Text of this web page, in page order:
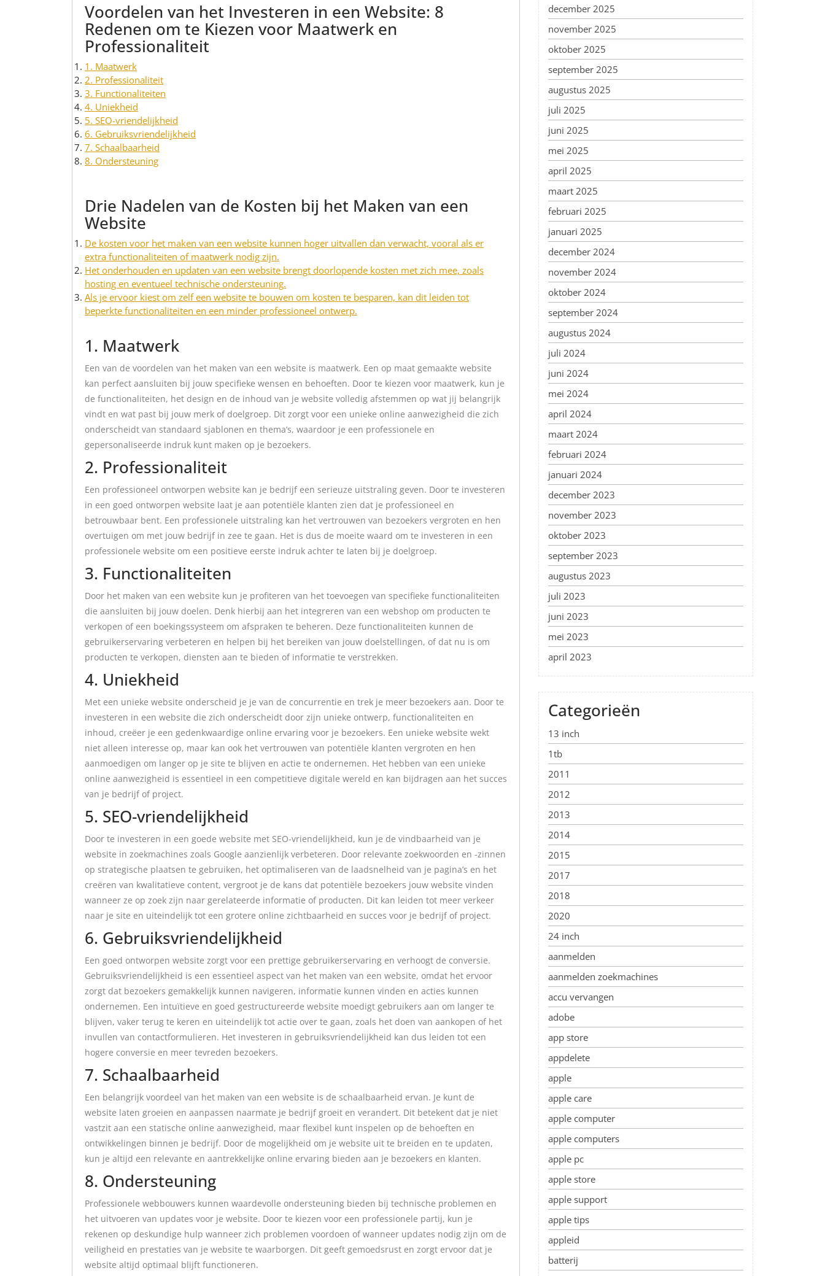
Voordelen van het Investeren in een Website: 8
Redenen om te Kiezen voor Maatwerk en
Professionaliteit
1. Maatwerk
2. Professionaliteit
3. Functionaliteiten
4. Uniekheid
5. SEO-vriendelijkheid
6. Gebruiksvriendelijkheid
7. Schaalbaarheid
8. Ondersteuning
Drie Nadelen van de Kosten bij het Maken van een
Website
De kosten voor het maken van een website kunnen hoger uitvallen dan verwacht, vooral als er
extra functionaliteiten of maatwerk nodig zijn.
Het onderhouden en updaten van een website brengt doorlopende kosten met zich mee, zoals
hosting en eventueel technische ondersteuning.
Als je ervoor kiest om zelf een website te bouwen om kosten te besparen, kan dit leiden tot
beperkte functionaliteiten en een minder professioneel ontwerp.
1. Maatwerk
Een van de voordelen van het maken van een website is maatwerk. Een op maat gemaakte website
kan perfect aansluiten bij jouw specifieke wensen en behoeften. Door te kiezen voor maatwerk, kun je
de functionaliteiten, het design en de inhoud van je website volledig afstemmen op wat jij belangrijk
vindt en wat past bij jouw merk of doelgroep. Dit zorgt voor een unieke online aanwezigheid die zich
onderscheidt van standaard sjablonen en thema’s, waardoor je een professionele en
gepersonaliseerde indruk kunt maken op je bezoekers.
2. Professionaliteit
Een professioneel ontworpen website kan je bedrijf een serieuze uitstraling geven. Door te investeren
in een goed ontworpen website laat je aan potentiële klanten zien dat je professioneel en
betrouwbaar bent. Een professionele uitstraling kan het vertrouwen van bezoekers vergroten en hen
overtuigen om met jouw bedrijf in zee te gaan. Het is dus de moeite waard om te investeren in een
professionele website om een positieve eerste indruk achter te laten bij je doelgroep.
3. Functionaliteiten
Door het maken van een website kun je profiteren van het toevoegen van specifieke functionaliteiten
die aansluiten bij jouw doelen. Denk hierbij aan het integreren van een webshop om producten te
verkopen of een boekingssysteem om afspraken te beheren. Deze functionaliteiten kunnen de
gebruikerservaring verbeteren en helpen bij het bereiken van jouw doelstellingen, of dat nu is om
producten te verkopen, diensten aan te bieden of informatie te verstrekken.
4. Uniekheid
Met een unieke website onderscheid je je van de concurrentie en trek je meer bezoekers aan. Door te
investeren in een website die zich onderscheidt door zijn unieke ontwerp, functionaliteiten en
inhoud, creëer je een gedenkwaardige online ervaring voor je bezoekers. Een unieke website wekt
niet alleen interesse op, maar kan ook het vertrouwen van potentiële klanten vergroten en hen
aanmoedigen om langer op je site te blijven en actie te ondernemen. Het hebben van een unieke
online aanwezigheid is essentieel in een competitieve digitale wereld en kan bijdragen aan het succes
van je bedrijf of project.
5. SEO-vriendelijkheid
Door te investeren in een goede website met SEO-vriendelijkheid, kun je de vindbaarheid van je
website in zoekmachines zoals Google aanzienlijk verbeteren. Door relevante zoekwoorden en -zinnen
op strategische plaatsen te gebruiken, het optimaliseren van de laadsnelheid van je pagina’s en het
creëren van kwalitatieve content, vergroot je de kans dat potentiële bezoekers jouw website vinden
wanneer ze op zoek zijn naar gerelateerde informatie of producten. Dit kan leiden tot meer verkeer
naar je site en uiteindelijk tot een grotere online zichtbaarheid en succes voor je bedrijf of project.
6. Gebruiksvriendelijkheid
Een goed ontworpen website zorgt voor een prettige gebruikerservaring en verhoogt de conversie.
Gebruiksvriendelijkheid is een essentieel aspect van het maken van een website, omdat het ervoor
zorgt dat bezoekers gemakkelijk kunnen navigeren, informatie kunnen vinden en acties kunnen
ondernemen. Een intuïtieve en goed gestructureerde website moedigt gebruikers aan om langer te
blijven, vaker terug te keren en uiteindelijk tot actie over te gaan, zoals het doen van aankopen of het
invullen van contactformulieren. Het investeren in gebruiksvriendelijkheid kan dus leiden tot een
hogere conversie en meer tevreden bezoekers.
7. Schaalbaarheid
Een belangrijk voordeel van het maken van een website is de schaalbaarheid ervan. Je kunt de
website laten groeien en aanpassen naarmate je bedrijf groeit en verandert. Dit betekent dat je niet
vastzit aan een statische online aanwezigheid, maar flexibel kunt inspelen op de behoeften en
ontwikkelingen binnen je bedrijf. Door de mogelijkheid om je website uit te breiden en te updaten,
kun je altijd een relevante en aantrekkelijke online ervaring bieden aan je bezoekers en klanten.
8. Ondersteuning
Professionele webbouwers kunnen waardevolle ondersteuning bieden bij technische problemen en
het uitvoeren van updates voor je website. Door te kiezen voor een professionele partij, kun je
rekenen op deskundige hulp wanneer zich problemen voordoen of wanneer updates nodig zijn om de
veiligheid en prestaties van je website te waarborgen. Dit geeft gemoedsrust en zorgt ervoor dat je
website altijd optimaal blijft functioneren.
december 2025
november 2025
oktober 2025
september 2025
augustus 2025
juli 2025
juni 2025
mei 2025
april 2025
maart 2025
februari 2025
januari 2025
december 2024
november 2024
oktober 2024
september 2024
augustus 2024
juli 2024
juni 2024
mei 2024
april 2024
maart 2024
februari 2024
januari 2024
december 2023
november 2023
oktober 2023
september 2023
augustus 2023
juli 2023
juni 2023
mei 2023
april 2023
Categorieën
13 inch
1tb
2011
2012
2013
2014
2015
2017
2018
2020
24 inch
aanmelden
aanmelden zoekmachines
accu vervangen
adobe
app store
appdelete
apple
apple care
apple computer
apple computers
apple pc
apple store
apple support
apple tips
appleid
batterij